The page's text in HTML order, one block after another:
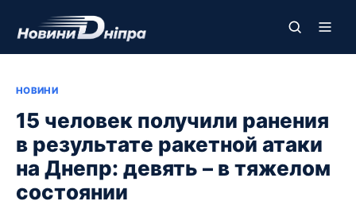
НОВИНИ
15 человек получили ранения
в результате ракетной атаки
на Днепр: девять – в тяжелом
состоянии